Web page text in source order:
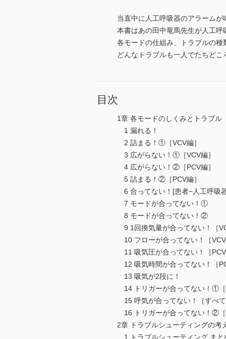
当直中に人工呼吸器のアラーム
本書はあの田中竜馬先生が人工
各モードの仕組み、トラブルの
どんなトラブルも一人でたちど
目次
1章 各モードのしくみとトラブル
1 漏れる！
2 詰まる！①［VCV編］
3 広がらない！①［VCV編］
4 広がらない！②［PCV編］
5 詰まる！②［PCV編］
6 合ってない！[患者−人工呼吸
7 モードが合ってない！①
8 モードが合ってない！②
9 1回換気量が合ってない！［
10 フローが合ってない！［
11 吸気圧が合ってない！［
12 吸気時間が合ってない！［
13 吸気が2段に！
14 トリガーが合ってない！①
15 呼気が合ってない！［すべ
16 トリガーが合ってない！②
2章 トラブルシューティングの考
1 トラブルシューティング まと